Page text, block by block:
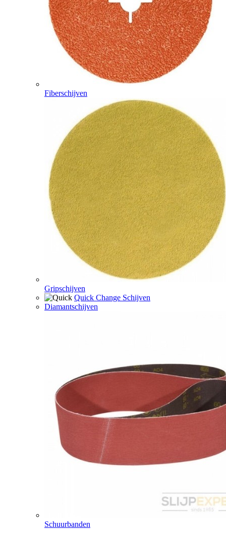
Fiberschijven
Gripschijven
Quick Change Schijven
Diamantschijven
Schuurbanden